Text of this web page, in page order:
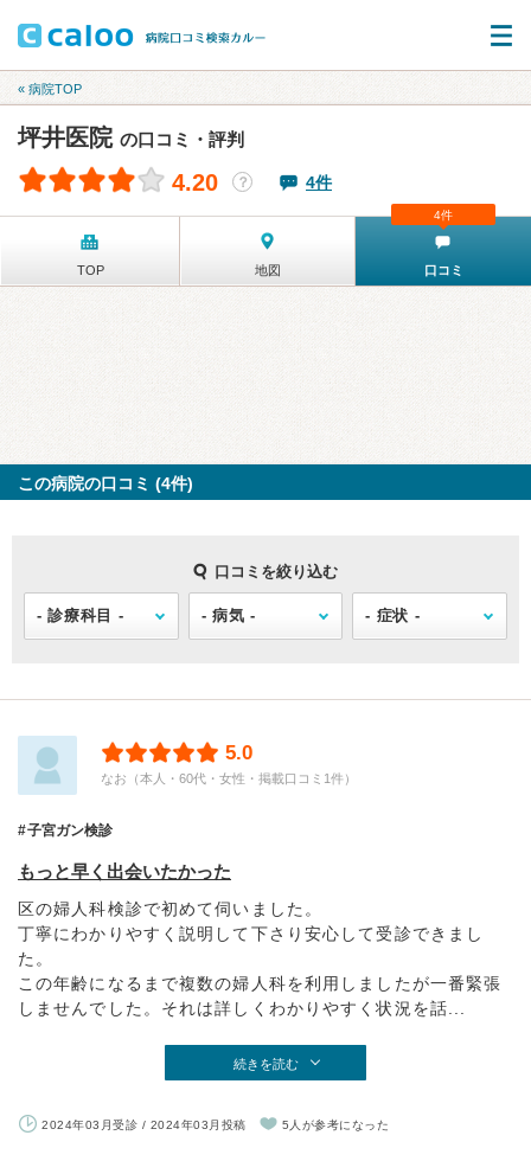
« 病院TOP
坪井医院 の口コミ・評判
4.20 ？ 4件
TOP 地図 口コミ
4件
この病院の口コミ (4件)
口コミを絞り込む
5.0
なお（本人・60代・女性・掲載口コミ1件）
子宮ガン検診
もっと早く出会いたかった
区の婦人科検診で初めて伺いました。
丁寧にわかりやすく説明して下さり安心して受診できまし
た。
この年齢になるまで複数の婦人科を利用しましたが一番緊張
しませんでした。それは詳しくわかりやすく状況を話...
続きを読む
2024年03月受診 / 2024年03月投稿 5人が参考になった